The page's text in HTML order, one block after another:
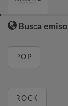
Busca
POP
ROCK